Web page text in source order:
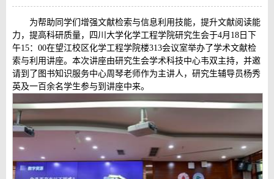
为帮助同学们增强文献检索与信息利用技能，提升文献阅读能
力，提高科研质量，四川大学化学工程学院研究生会于4月18日下
午15：00在望江校区化学工程学院楼313会议室举办了学术文献检
索与利用讲座。本次讲座由研究生会学术科技中心韦双主持，并邀
请到了图书知识服务中心周琴老师作为主讲人，研究生辅导员杨秀
英及一百余名学生参与到讲座中来。